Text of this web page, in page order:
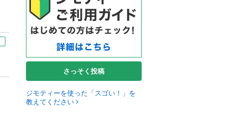
さっそく投稿
ジモティーを使った「スゴい！」を
教えてください